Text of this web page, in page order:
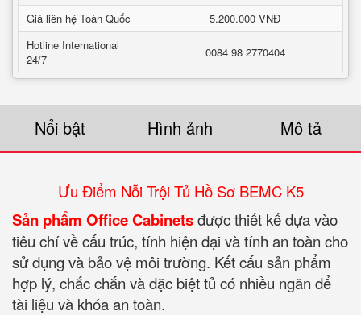
Giá liên hệ Toàn Quốc
5.200.000 VNĐ
Hotline International
24/7
0084 98 2770404
Nổi bật Hình ảnh Mô tả
Ưu Điểm Nỗi Trội Tủ Hồ Sơ BEMC K5
Sản phẩm Office Cabinetsđược thiết kế dựa vào
tiêu chí về cấu trúc, tính hiện đại và tính an toàn cho
sử dụng và bảo vệ môi trường. Kết cấu sản phẩm
hợp lý, chắc chắn và đặc biệt tủ có nhiều ngăn để
tài liệu và khóa an toàn.